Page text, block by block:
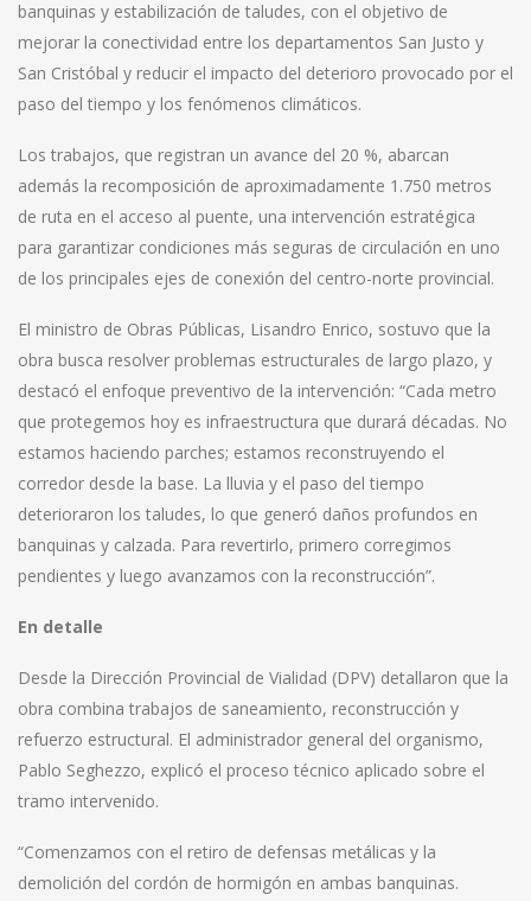
banquinas y estabilización de taludes, con el objetivo de
mejorar la conectividad entre los departamentos San Justo y
San Cristóbal y reducir el impacto del deterioro provocado por el
paso del tiempo y los fenómenos climáticos.
Los trabajos, que registran un avance del 20 %, abarcan
además la recomposición de aproximadamente 1.750 metros
de ruta en el acceso al puente, una intervención estratégica
para garantizar condiciones más seguras de circulación en uno
de los principales ejes de conexión del centro-norte provincial.
El ministro de Obras Públicas, Lisandro Enrico, sostuvo que la
obra busca resolver problemas estructurales de largo plazo, y
destacó el enfoque preventivo de la intervención: “Cada metro
que protegemos hoy es infraestructura que durará décadas. No
estamos haciendo parches; estamos reconstruyendo el
corredor desde la base. La lluvia y el paso del tiempo
deterioraron los taludes, lo que generó daños profundos en
banquinas y calzada. Para revertirlo, primero corregimos
pendientes y luego avanzamos con la reconstrucción”.
En detalle
Desde la Dirección Provincial de Vialidad (DPV) detallaron que la
obra combina trabajos de saneamiento, reconstrucción y
refuerzo estructural. El administrador general del organismo,
Pablo Seghezzo, explicó el proceso técnico aplicado sobre el
tramo intervenido.
“Comenzamos con el retiro de defensas metálicas y la
demolición del cordón de hormigón en ambas banquinas.